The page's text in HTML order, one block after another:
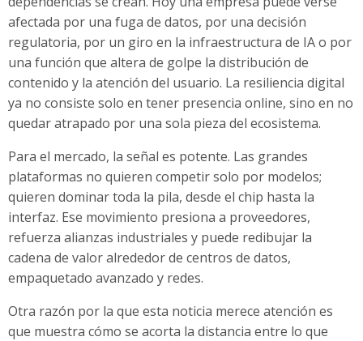
afectada por una fuga de datos, por una decisión
regulatoria, por un giro en la infraestructura de IA o por
una función que altera de golpe la distribución de
contenido y la atención del usuario. La resiliencia digital
ya no consiste solo en tener presencia online, sino en no
quedar atrapado por una sola pieza del ecosistema.
Para el mercado, la señal es potente. Las grandes
plataformas no quieren competir solo por modelos;
quieren dominar toda la pila, desde el chip hasta la
interfaz. Ese movimiento presiona a proveedores,
refuerza alianzas industriales y puede redibujar la
cadena de valor alrededor de centros de datos,
empaquetado avanzado y redes.
Otra razón por la que esta noticia merece atención es
que muestra cómo se acorta la distancia entre lo que